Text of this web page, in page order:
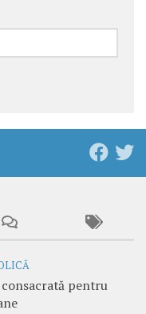
pentru